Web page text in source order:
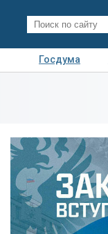
Госдума